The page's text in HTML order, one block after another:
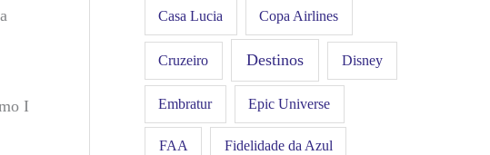
I
Casa Lucia Copa Airlines
Cruzeiro Destinos Disney
Embratur Epic Universe
FAA Fidelidade da Azul